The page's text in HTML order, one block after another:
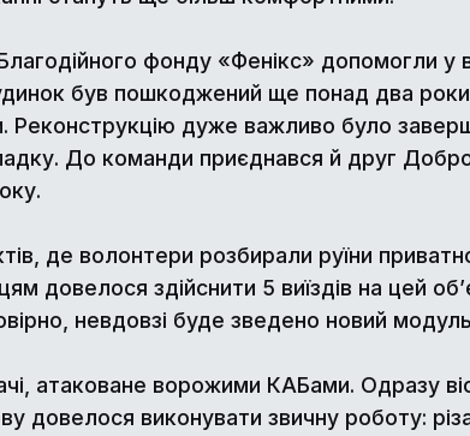
фонду «Фенікс» допомогли у
був пошкоджений ще понад два
Реконструкцію дуже важливо було
До команди приєднався й друг
де волонтери розбирали руїни
довелося здійснити 5 виїздів на цей
невдовзі буде зведено новий
атаковане ворожими КАБами. Одразу
довелося виконувати звичну роботу: